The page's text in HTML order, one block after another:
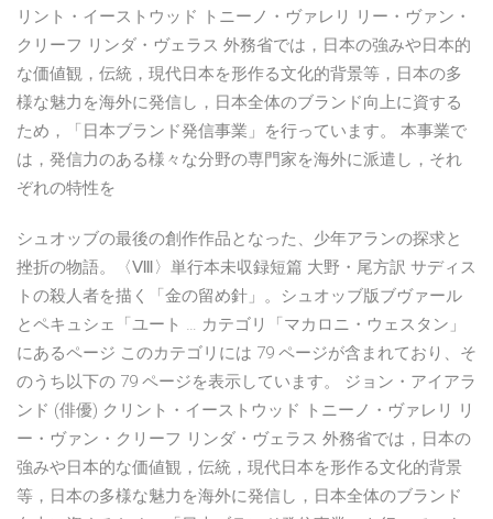
リント・イーストウッド トニーノ・ヴァレリ リー・ヴァン・
クリーフ リンダ・ヴェラス 外務省では，日本の強みや日本的
な価値観，伝統，現代日本を形作る文化的背景等，日本の多
様な魅力を海外に発信し，日本全体のブランド向上に資する
ため，「日本ブランド発信事業」を行っています。 本事業で
は，発信力のある様々な分野の専門家を海外に派遣し，それ
ぞれの特性を
シュオッブの最後の創作作品となった、少年アランの探求と
挫折の物語。〈Ⅷ〉単行本未収録短篇 大野・尾方訳 サディス
トの殺人者を描く「金の留め針」。シュオッブ版ブヴァール
とペキュシェ「ユート … カテゴリ「マカロニ・ウェスタン」
にあるページ このカテゴリには 79 ページが含まれており、そ
のうち以下の 79 ページを表示しています。 ジョン・アイアラ
ンド (俳優) クリント・イーストウッド トニーノ・ヴァレリ リ
ー・ヴァン・クリーフ リンダ・ヴェラス 外務省では，日本の
強みや日本的な価値観，伝統，現代日本を形作る文化的背景
等，日本の多様な魅力を海外に発信し，日本全体のブランド